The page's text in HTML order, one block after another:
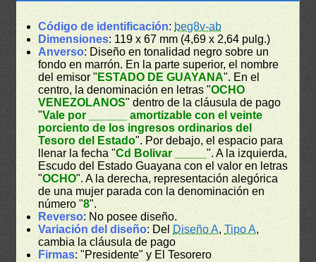
Código de identificación: beg8v-ab
Dimensiones: 119 x 67 mm (4,69 x 2,64 pulg.)
Anverso: Diseño en tonalidad negro sobre un
fondo en marrón. En la parte superior, el nombre
del emisor " ESTADO DE GUAYANA". En el
centro, la denominación en letras "OCHO
VENEZOLANOS" dentro de la cláusula de pago
"Vale por ______ amortizable con el veinte
porciento de los ingresos ordinarios del
Tesoro del Estado". Por debajo, el espacio para
llenar la fecha "Cd Bolivar _____". A la izquierda,
Escudo del Estado Guayana con el valor en letras
"OCHO". A la derecha, representación alegórica
de una mujer parada con la denominación en
número "8".
Reverso: No posee diseño.
Variación del diseño: Del Diseño A,Tipo A,
cambia la cláusula de pago
Firmas: "Presidente" y El Tesorero